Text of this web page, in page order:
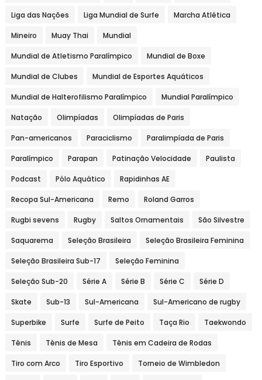
Liga das Nações Liga Mundial de Surfe Marcha Atlética
Mineiro Muay Thai Mundial
Mundial de Atletismo Paralímpico Mundial de Boxe
Mundial de Clubes Mundial de Esportes Aquáticos
Mundial de Halterofilismo Paralímpico Mundial Paralímpico
Natação Olimpíadas Olimpíadas de Paris
Pan-americanos Paraciclismo Paralimpíada de Paris
Paralímpico Parapan Patinação Velocidade Paulista
Podcast Pólo Aquático Rapidinhas AE
Recopa Sul-Americana Remo Roland Garros
Rugbi sevens Rugby Saltos Ornamentais São Silvestre
Saquarema Seleção Brasileira Seleção Brasileira Feminina
Seleção Brasileira Sub-17 Seleção Feminina
Seleção Sub-20 Série A Série B Série C Série D
Skate Sub-13 Sul-Americana Sul-Americano de rugby
Superbike Surfe Surfe de Peito Taça Rio Taekwondo
Tênis Tênis de Mesa Tênis em Cadeira de Rodas
Tiro com Arco Tiro Esportivo Torneio de Wimbledon